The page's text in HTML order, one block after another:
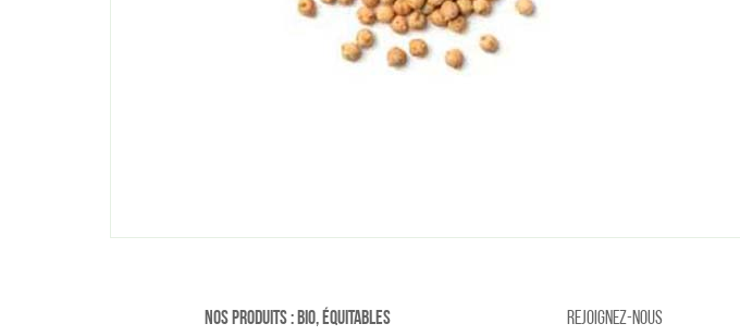
Nos produits : Bio, équitables Rejoignez-nous